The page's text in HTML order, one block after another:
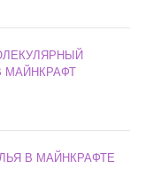
МАЙНКРАФТ
В МАЙНКРАФТЕ